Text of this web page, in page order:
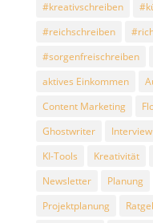
#kreativschreiben
#reichschreiben
#sorgenfreischreiben
aktives Einkommen
Content Marketing
Ghostwriter
Interview
KI-Tools
Kreativität
Newsletter
Planung
Projektplanung